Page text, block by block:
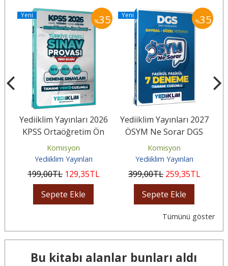
%35
Yeni
Yediiklim Yayınları 2026
KPSS Ortaöğretim Ön
Lisans GY-GK Türkiye
Geneli...
Komisyon
Yediiklim Yayınları
199,00TL 129,35TL
Sepete Ekle
%35
Yeni
Yediiklim Yayınları 2027
ÖSYM Ne Sorar DGS
Sayısal Sözel Yetenek
Tamamı...
Komisyon
Yediiklim Yayınları
399,00TL 259,35TL
Sepete Ekle
Tümünü göster
Bu kitabı alanlar bunları aldı